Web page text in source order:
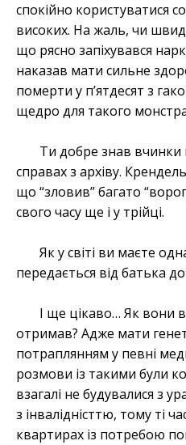
спокійно користуватися
високих. На жаль, чи
що рясно запіхувався
наказав мати сильне
померти у п’ятдесят з
щедро для такого
Ти добре знав вчинки
справах з архіву.
що “зловив” багато
свого часу ще і у трійці.
Як у світі ви маєте
передається від батька
І ще цікаво… Як вони
отримав? Адже мати
потраплянням у певні
розмови із такими були
взагалі не будувалися з
з інвалідністтю, тому ті
квартирах із потребою